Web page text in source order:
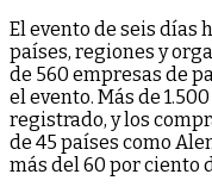
El evento de seis días
países, regiones y
de 560 empresas de
el evento. Más de
registrado, y los
de 45 países como
más del 60 por ciento